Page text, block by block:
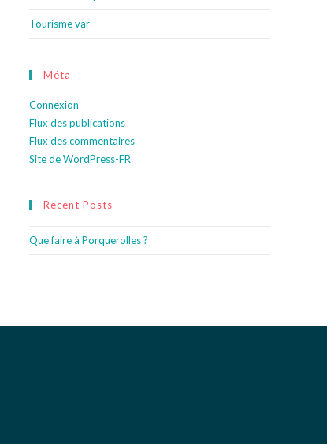
Tourisme var
Méta
Connexion
Flux des publications
Flux des commentaires
Site de WordPress-FR
Recent Posts
Que faire à Porquerolles ?